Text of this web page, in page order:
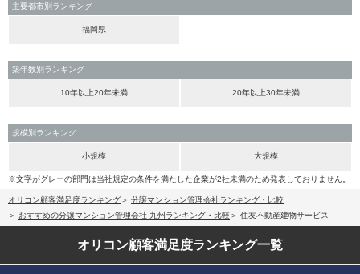
主要都市別ランキング
福岡県
築年数別ランキング
10年以上20年未満 20年以上30年未満
規模別ランキング
小規模 大規模
※文字がグレーの部門は当社規定の条件を満たした企業が2社未満のため発表しておりません。
オリコン顧客満足度ランキング
分譲マンション管理会社ランキング・比較
おすすめの分譲マンション管理会社 九州ランキング・比較
住友不動産建物サービス
オリコン顧客満足度ランキング一覧